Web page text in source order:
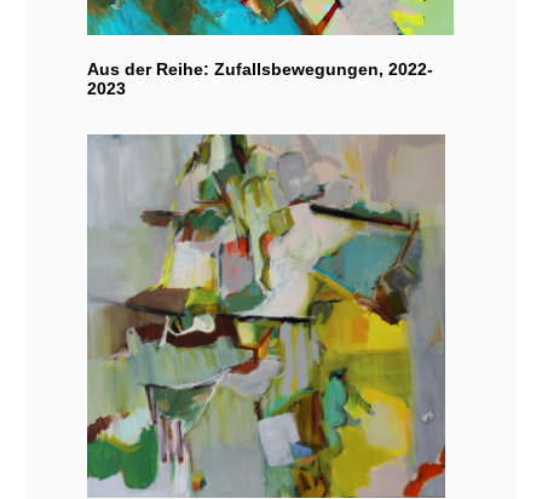
Aus der Reihe: Zufallsbewegungen, 2022-
2023